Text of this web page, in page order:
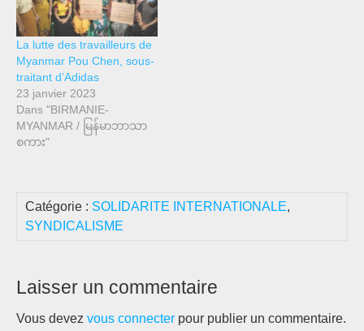
La lutte des travailleurs de
Myanmar Pou Chen, sous-
traitant d’Adidas
23 janvier 2023
Dans "BIRMANIE-
MYANMAR / မြန်မာဘာသာ
စကား"
Catégorie : SOLIDARITE INTERNATIONALE,
SYNDICALISME
Laisser un commentaire
Vous devez vous connecter pour publier un commentaire.